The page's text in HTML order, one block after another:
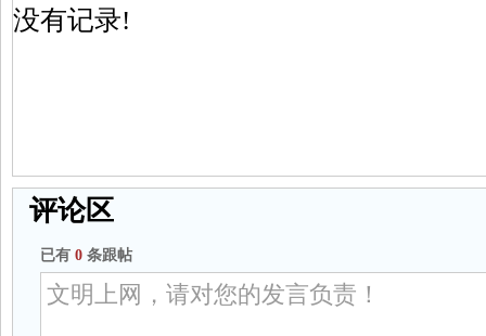
没有记录!
评论区
已有 0 条跟帖